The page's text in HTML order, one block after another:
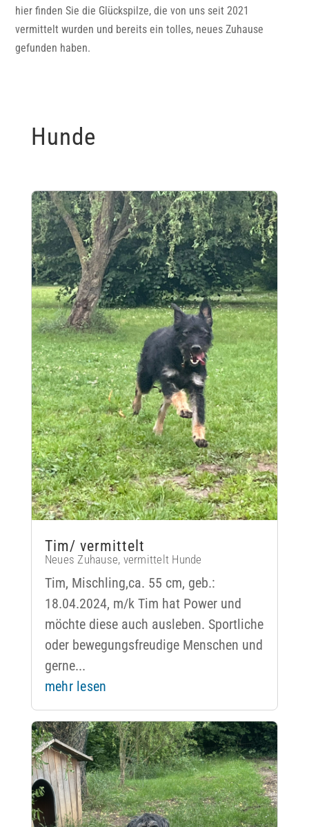
hier finden Sie die Glückspilze, die von uns seit 2021
vermittelt wurden und bereits ein tolles, neues Zuhause
gefunden haben.
Hunde
Tim/ vermittelt
Neues Zuhause, vermittelt Hunde
Tim, Mischling,ca. 55 cm, geb.:
18.04.2024, m/k Tim hat Power und
möchte diese auch ausleben. Sportliche
oder bewegungsfreudige Menschen und
gerne...
mehr lesen